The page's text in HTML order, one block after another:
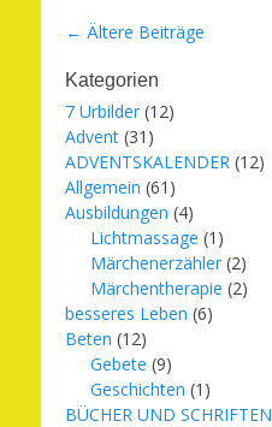
Beitragsnavigation
← Ältere Beiträge
Kategorien
7 Urbilder (12)
Advent (31)
ADVENTSKALENDER (12)
Allgemein (61)
Ausbildungen (4)
Lichtmassage (1)
Märchenerzähler (2)
Märchentherapie (2)
besseres Leben (6)
Beten (12)
Gebete (9)
Geschichten (1)
BÜCHER UND SCHRIFTEN